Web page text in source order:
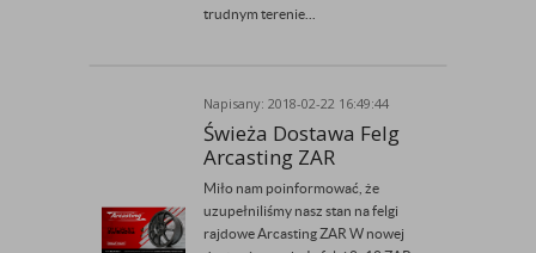
trudnym terenie...
Napisany: 2018-02-22 16:49:44
Przez Admin
Świeża Dostawa Felg
Arcasting ZAR
Miło nam poinformować, że
uzupełniliśmy nasz stan na felgi
rajdowe Arcasting ZAR W nowej